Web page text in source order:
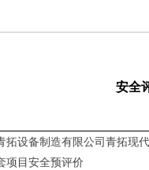
安全
拓设备制造有限公司青拓现
项目安全预评价